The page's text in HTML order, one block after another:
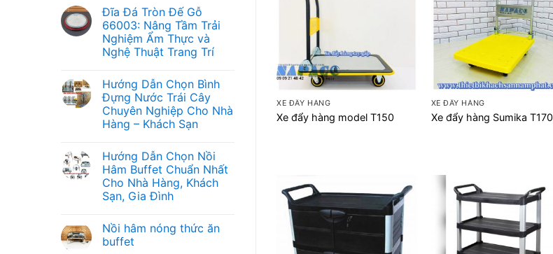
Đĩa Đá Tròn Đế Gỗ
66003: Nâng Tầm Trải
Nghiệm Ẩm Thực và
Nghệ Thuật Trang Trí
bình
luận
ở
Đĩa
Đá
Tròn
66003:
Nâng
Tầm
Trải
Nghiệm
Ẩm
Nghệ
Thuật
Trang
Hướng Dẫn Chọn Bình
Đựng Nước Trái Cây
Chuyên Nghiệp Cho Nhà
Hàng – Khách Sạn
bình
luận
ở
Hướng
Dẫn
Chọn
Nước
Trái
Cây
Hướng Dẫn Chọn Nồi
Hâm Buffet Chuẩn Nhất
Cho Nhà Hàng, Khách
Sạn, Gia Đình
bình
luận
ở
Nồi hâm nóng thức ăn
buffet
+
XE ĐẨY HÀNG
Xe đẩy hàng model T150
XE ĐẨY HÀNG
Xe đẩy hàng Sumika T170